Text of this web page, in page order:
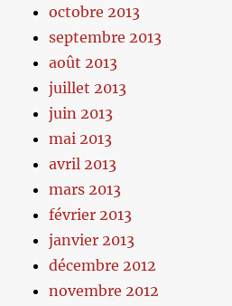
octobre 2013
septembre 2013
août 2013
juillet 2013
juin 2013
mai 2013
avril 2013
mars 2013
février 2013
janvier 2013
décembre 2012
novembre 2012